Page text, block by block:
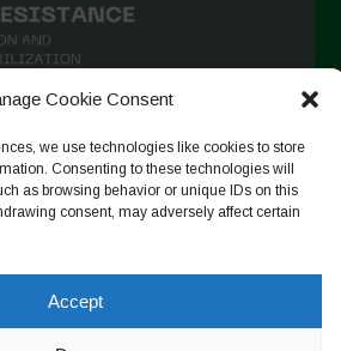
Cookie Consent
we use technologies like cookies to store
Consenting to these technologies will
as browsing behavior or unique IDs on this
consent, may adversely affect certain
Accept
Seguir no Instagram